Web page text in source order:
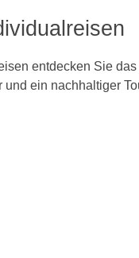
entdecken Sie
ein nachhaltiger